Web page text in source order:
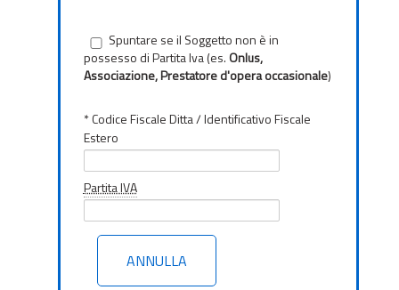
Spuntare se il Soggetto non è in
possesso di Partita Iva (es.Onlus,
Associazione, Prestatore d'opera occasionale)
* Codice Fiscale Ditta / Identificativo Fiscale
Estero
Partita IVA